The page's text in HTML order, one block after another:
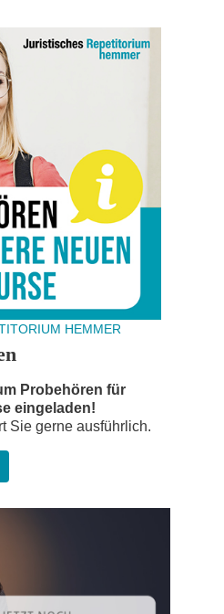
HEMMER
Probehören für
eingeladen!
Sie gerne ausführlich.